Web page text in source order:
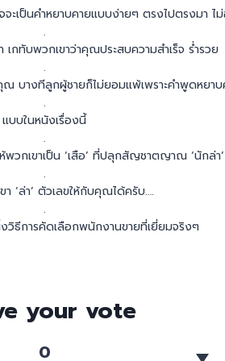
เป็นคำหยาบคายแบบง่ายๆ ตรงไปตรงมา ไ
.
กทับพวกเขาว่าคุณประสบความสำเร็จ ร่ำรวย
.
ณ บางทีลูกผู้ชายก็ไม่ยอมแพ้เพราะคำพูดหยาบ
.
แบบในหนังเรื่องนี้
.
พวกเขาเป็น ‘เสือ’ ที่ปลุกสัญชาตญาณ ‘นักล่า’
.
า ‘ล่า’ ตัวเลขให้กับคุณได้ครับ….
.
ธีการคัดเลือกพนักงานขายที่เยี่ยมจริงๆ
your vote
0